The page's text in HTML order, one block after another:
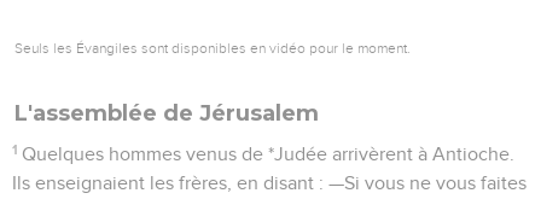
Seuls les Évangiles sont disponibles en vidéo pour le moment.
L'assemblée de Jérusalem
1 Quelques hommes venus de *Judée arrivèrent à Antioche.
Ils enseignaient les frères, en disant : —Si vous ne vous faites